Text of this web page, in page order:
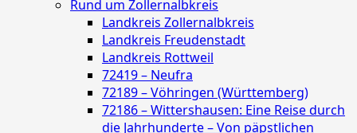
Rund um Zollernalbkreis
Landkreis Zollernalbkreis
Landkreis Freudenstadt
Landkreis Rottweil
72419 – Neufra
72189 – Vöhringen (Württemberg)
72186 – Wittershausen: Eine Reise durch
die Jahrhunderte – Von päpstlichen